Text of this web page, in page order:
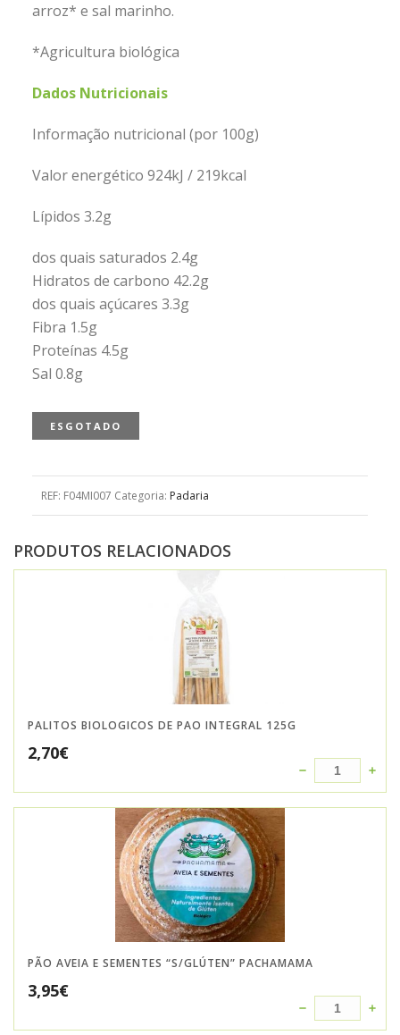
arroz* e sal marinho.
*Agricultura biológica
Dados Nutricionais
Informação nutricional (por 100g)
Valor energético 924kJ / 219kcal
Lípidos 3.2g
dos quais saturados 2.4g
Hidratos de carbono 42.2g
dos quais açúcares 3.3g
Fibra 1.5g
Proteínas 4.5g
Sal 0.8g
ESGOTADO
REF: F04MI007 Categoria: Padaria
PRODUTOS RELACIONADOS
PALITOS BIOLOGICOS DE PAO INTEGRAL 125G
2,70€
PÃO AVEIA E SEMENTES “S/GLÚTEN” PACHAMAMA
3,95€